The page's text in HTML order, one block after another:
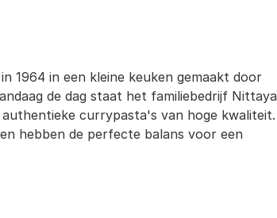
1964 in een kleine keuken gemaakt door
de dag staat het familiebedrijf Nittaya
currypasta's van hoge kwaliteit.
hebben de perfecte balans voor een